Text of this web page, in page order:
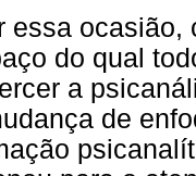
essa
do qual
a
de